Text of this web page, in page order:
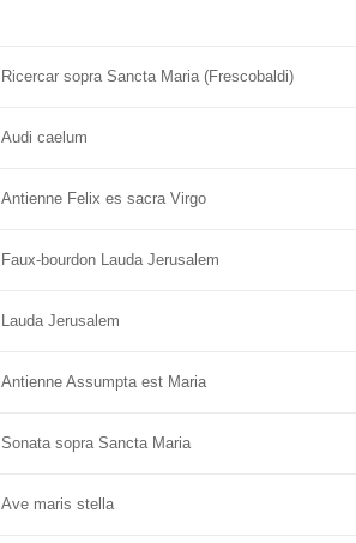
Ricercar sopra Sancta Maria (Frescobaldi)
Audi caelum
Antienne Felix es sacra Virgo
Faux-bourdon Lauda Jerusalem
Lauda Jerusalem
Antienne Assumpta est Maria
Sonata sopra Sancta Maria
Ave maris stella